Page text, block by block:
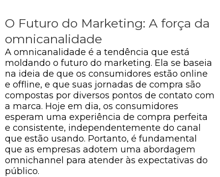
O Futuro do Marketing: A força da
omnicanalidade
A omnicanalidade é a tendência que está
moldando o futuro do marketing. Ela se baseia
na ideia de que os consumidores estão online
e offline, e que suas jornadas de compra são
compostas por diversos pontos de contato com
a marca. Hoje em dia, os consumidores
esperam uma experiência de compra perfeita
e consistente, independentemente do canal
que estão usando. Portanto, é fundamental
que as empresas adotem uma abordagem
omnichannel para atender às expectativas do
público.